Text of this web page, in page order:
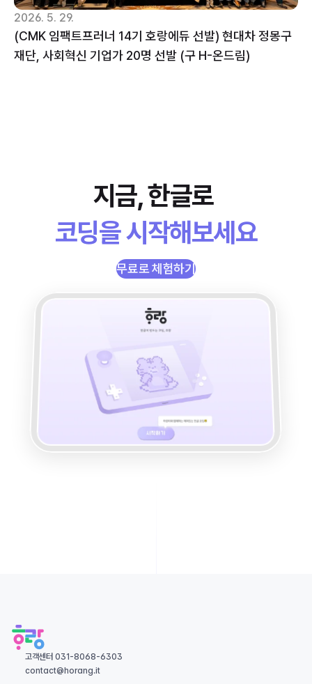
2026. 5. 29.
(CMK 임팩트프러너 14기 호랑에듀 선발) 현대차 정몽구
재단, 사회혁신 기업가 20명 선발 (구 H-온드림)
지금, 한글로
코딩을 시작해보세요
무료로 체험하기
고객센터 031-8068-6303
contact@horang.it